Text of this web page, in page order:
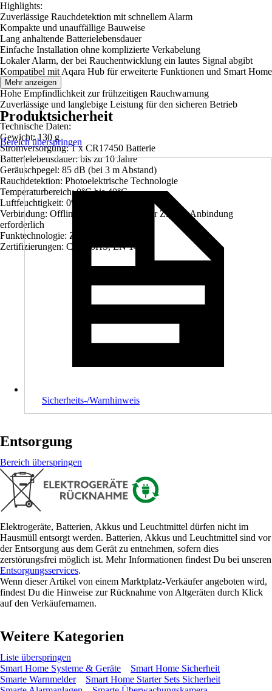
Highlights:
Zuverlässige Rauchdetektion mit schnellem Alarm
Kompakte und unauffällige Bauweise
Lang anhaltende Batterielebensdauer
Einfache Installation ohne komplizierte Verkabelung
Lokaler Alarm, der bei Rauchentwicklung ein lautes Signal abgibt
Kompatibel mit Aqara Hub für erweiterte Funktionen und Smart Home
Integration
Hohe Empfindlichkeit zur frühzeitigen Rauchwarnung
Zuverlässige und langlebige Leistung für den sicheren Betrieb
Technische Daten:
Gewicht: 130 g
Stromversorgung: 1 x CR17450 Batterie
Batterielebensdauer: bis zu 10 Jahre
Geräuschpegel: 85 dB (bei 3 m Abstand)
Rauchdetektion: Photoelektrische Technologie
Temperaturbereich: 0°C bis 40°C
Luftfeuchtigkeit: 0% bis 95% RH
Verbindung: Offline, keine WLAN- oder Zigbee-Anbindung
erforderlich
Funktechnologie: Zigbee 3.0
Zertifizierungen: CE, RoHS, EN 14604
Mehr anzeigen
Produktsicherheit
Bereich überspringen
Sicherheits-/Warnhinweis
Entsorgung
Bereich überspringen
Elektrogeräte, Batterien, Akkus und Leuchtmittel dürfen nicht im
Hausmüll entsorgt werden. Batterien, Akkus und Leuchtmittel sind vor
der Entsorgung aus dem Gerät zu entnehmen, sofern dies
zerstörungsfrei möglich ist. Mehr Informationen findest Du bei unseren
Entsorgungsservices.
Wenn dieser Artikel von einem Marktplatz-Verkäufer angeboten wird,
findest Du die Hinweise zur Rücknahme von Altgeräten durch Klick
auf den Verkäufernamen.
Weitere Kategorien
Liste überspringen
Smart Home Systeme & Geräte
Smart Home Sicherheit
Smarte Warnmelder
Smart Home Starter Sets Sicherheit